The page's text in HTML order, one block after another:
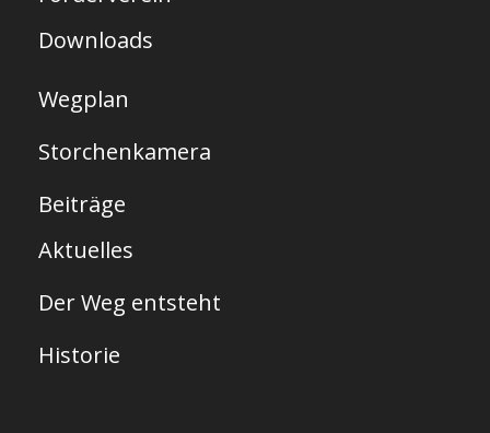
e
Downloads
Wegplan
Storchenkamera
Beiträge
Aktuelles
Der Weg entsteht
Historie